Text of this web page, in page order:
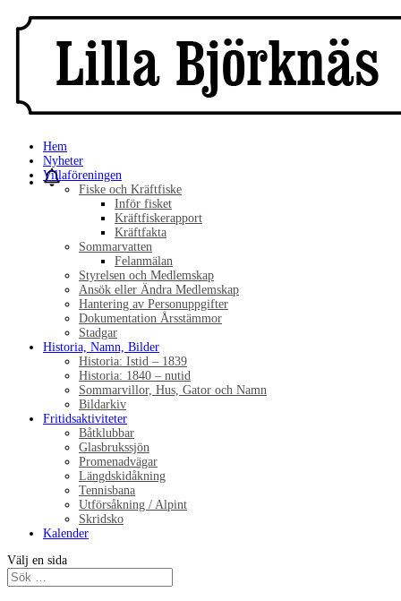
Hem
Nyheter
Villaföreningen
Fiske och Kräftfiske
Inför fisket
Kräftfiskerapport
Kräftfakta
Sommarvatten
Felanmälan
Styrelsen och Medlemskap
Ansök eller Ändra Medlemskap
Hantering av Personuppgifter
Dokumentation Årsstämmor
Stadgar
Historia, Namn, Bilder
Historia: Istid – 1839
Historia: 1840 – nutid
Sommarvillor, Hus, Gator och Namn
Bildarkiv
Fritidsaktiviteter
Båtklubbar
Glasbrukssjön
Promenadvägar
Längdskidåkning
Tennisbana
Utförsåkning / Alpint
Skridsko
Kalender
Välj en sida